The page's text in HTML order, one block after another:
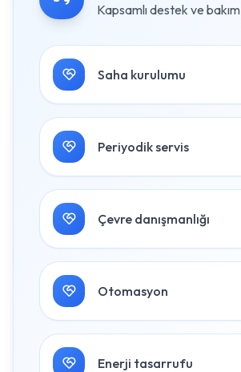
Kapsamlı destek ve bakım
Saha kurulumu
Periyodik servis
Çevre danışmanlığı
Otomasyon
Enerji tasarrufu